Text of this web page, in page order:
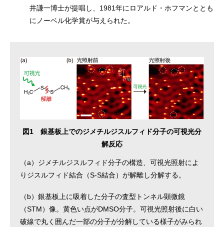
井謙一博士が提唱し、1981年にロアルド・ホフマンととも
にノーベル化学賞が与えられた。
図1 銀基板上でのジメチルジスルフィド分子の可視光分
解反応
（a）ジメチルジスルフィド分子の構造、可視光照射によ
りジスルフィド結合（S-S結合）が解離し分解する。
（b）銀基板上に吸着した分子の査型トンネル顕微鏡
（STM）像。黄色い点がDMSO分子。可視光照射後に白い
破線で丸く囲んだ一部の分子が分解している様子がみられ